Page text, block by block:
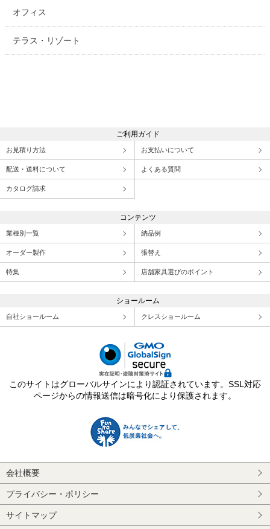
オフィス
テラス・リゾート
ご利用ガイド
お見積り方法 お支払いについて
配送・送料について よくある質問
カタログ請求
コンテンツ
業種別一覧 納品例
オーダー製作 張替え
特集 店舗家具選びのポイント
ショールーム
自社ショールーム クレスショールーム
このサイトはグローバルサインにより認証されています。SSL対応
ページからの情報送信は暗号化により保護されます。
会社概要
プライバシー・ポリシー
サイトマップ